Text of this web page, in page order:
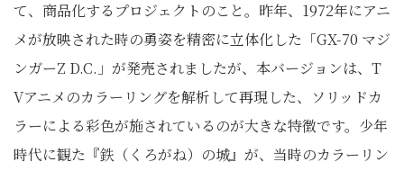
て、商品化するプロジェクトのこと。昨年、1972年にアニ
メが放映された時の勇姿を精密に立体化した「GX-70 マジ
ンガーZ D.C.」が発売されましたが、本バージョンは、T
Vアニメのカラーリングを解析して再現した、ソリッドカ
ラーによる彩色が施されているのが大きな特徴です。少年
時代に観た『鉄（くろがね）の城』が、当時のカラーリン